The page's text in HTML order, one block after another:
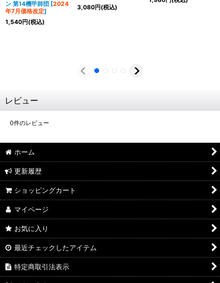
ン 第14機甲師団 [2024
年7月価格改定]
1,540円(税込)
3,080円(税込)
レビュー
0件のレビュー
ホーム
更新履歴
ショッピングカート
マイページ
お気に入り
最近チェックしたアイテム
特定商取引法表示